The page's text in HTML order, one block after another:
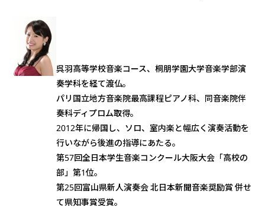
呉羽高等学校音楽コース、桐朋学園大学音楽学部演
奏学科を経て渡仏。
パリ国立地方音楽院最高課程ピアノ科、同音楽院伴
奏科ディプロム取得。
2012年に帰国し、ソロ、室内楽と幅広く演奏活動を
行いながら後進の指導にあたる。
第57回全日本学生音楽コンクール大阪大会「高校の
部」第1位。
第25回富山県新人演奏会 北日本新聞音楽奨励賞 併せ
て県知事賞受賞。